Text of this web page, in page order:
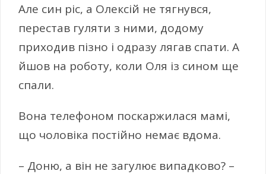
Але син ріс, а Олексій не тягнувся,
перестав гуляти з ними, додому
приходив пізно і одразу лягав спати. А
йшов на роботу, коли Оля із сином ще
спали.
Вона телефоном поскаржилася мамі,
що чоловіка постійно немає вдома.
– Доню, а він не загулює випадково? –